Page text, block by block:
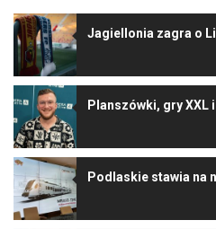
Jagiellonia zagra o
Planszówki, gry XXL
Podlaskie stawia na